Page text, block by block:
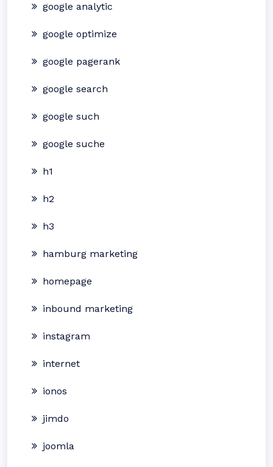
google analytic
google optimize
google pagerank
google search
google such
google suche
h1
h2
h3
hamburg marketing
homepage
inbound marketing
instagram
internet
ionos
jimdo
joomla